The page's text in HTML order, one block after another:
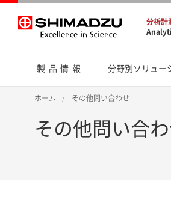
分析計
製品情報 分野別ソリュー
ホーム その他問い合わせ
その他問い合